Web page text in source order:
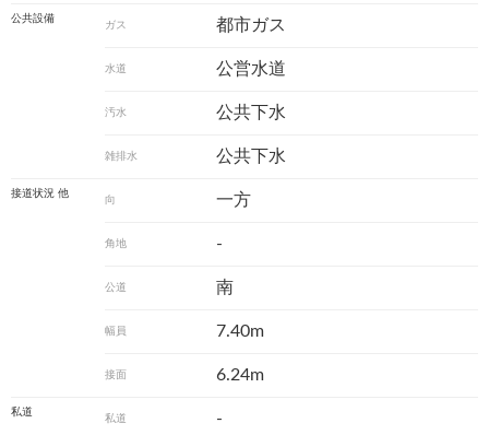
公共設備
ガス 都市ガス
水道 公営水道
汚水 公共下水
雑排水 公共下水
接道状況 他
向 一方
角地 -
公道 南
幅員 7.40m
接面 6.24m
私道
私道 -